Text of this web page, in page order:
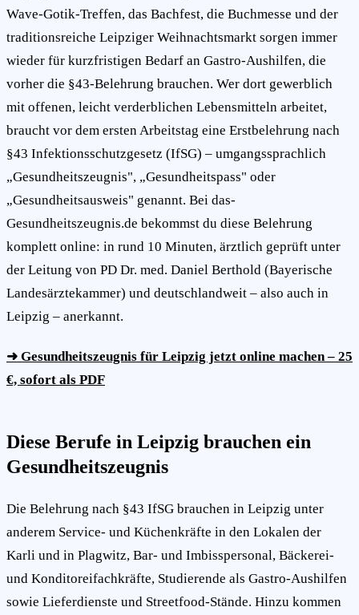
Wave-Gotik-Treffen, das Bachfest, die Buchmesse und der
traditionsreiche Leipziger Weihnachtsmarkt sorgen immer
wieder für kurzfristigen Bedarf an Gastro-Aushilfen, die
vorher die §43-Belehrung brauchen. Wer dort gewerblich
mit offenen, leicht verderblichen Lebensmitteln arbeitet,
braucht vor dem ersten Arbeitstag eine Erstbelehrung nach
§43 Infektionsschutzgesetz (IfSG) – umgangssprachlich
„Gesundheitszeugnis", „Gesundheitspass" oder
„Gesundheitsausweis" genannt. Bei das-
Gesundheitszeugnis.de bekommst du diese Belehrung
komplett online: in rund 10 Minuten, ärztlich geprüft unter
der Leitung von PD Dr. med. Daniel Berthold (Bayerische
Landesärztekammer) und deutschlandweit – also auch in
Leipzig – anerkannt.
➜ Gesundheitszeugnis für Leipzig jetzt online machen – 25
€, sofort als PDF
Diese Berufe in Leipzig brauchen ein
Gesundheitszeugnis
Die Belehrung nach §43 IfSG brauchen in Leipzig unter
anderem Service- und Küchenkräfte in den Lokalen der
Karli und in Plagwitz, Bar- und Imbisspersonal, Bäckerei-
und Konditoreifachkräfte, Studierende als Gastro-Aushilfen
sowie Lieferdienste und Streetfood-Stände. Hinzu kommen